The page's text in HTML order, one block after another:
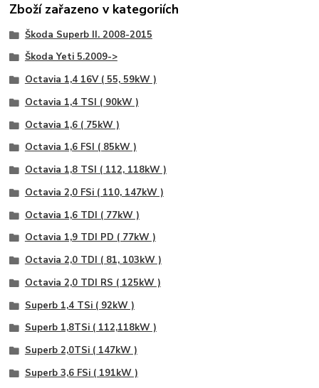
Zboží zařazeno v kategoriích
Škoda Superb II. 2008-2015
Škoda Yeti 5.2009->
Octavia 1,4 16V ( 55, 59kW )
Octavia 1,4 TSI ( 90kW )
Octavia 1,6 ( 75kW )
Octavia 1,6 FSI ( 85kW )
Octavia 1,8 TSI ( 112, 118kW )
Octavia 2,0 FSi ( 110, 147kW )
Octavia 1,6 TDI ( 77kW )
Octavia 1,9 TDI PD ( 77kW )
Octavia 2,0 TDI ( 81, 103kW )
Octavia 2,0 TDI RS ( 125kW )
Superb 1,4 TSi ( 92kW )
Superb 1,8TSi ( 112,118kW )
Superb 2,0TSi ( 147kW )
Superb 3,6 FSi ( 191kW )